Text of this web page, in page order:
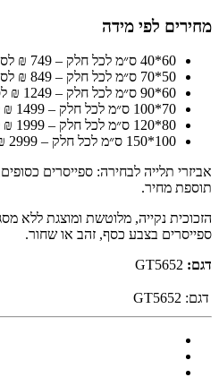
מחירים לפי מידה
60*40 ס״מ לכל חלק – 749 ₪ לסט
50*70 ס״מ לכל חלק – 849 ₪ לסט
60*90 ס״מ לכל חלק – 1249 ₪ לסט
70*100 ס״מ לכל חלק – 1499 ₪ לסט
80*120 ס״מ לכל חלק – 1999 ₪ לסט
100*150 ס״מ לכל חלק – 2999 ₪ לסט
אביזרי תלייה לבחירה: ספייסרים
תוספת מחיר.
הזכוכית נקייה, מלוטשת ומוצגת ללא
ספייסרים בצבע כסף, זהב או שחור.
דגם:
דגם: GT5652